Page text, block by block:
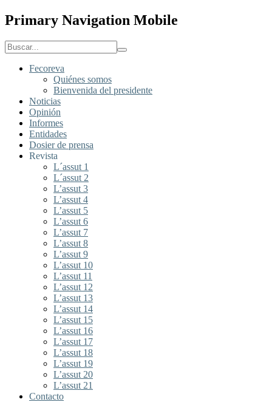
Primary Navigation Mobile
Fecoreva
Quiénes somos
Bienvenida del presidente
Noticias
Opinión
Informes
Entidades
Dosier de prensa
Revista
L´assut 1
L´assut 2
L’assut 3
L’assut 4
L’assut 5
L’assut 6
L’assut 7
L’assut 8
L’assut 9
L’assut 10
L’assut 11
L’assut 12
L’assut 13
L’assut 14
L’assut 15
L’assut 16
L’assut 17
L’assut 18
L’assut 19
L’assut 20
L’assut 21
Contacto